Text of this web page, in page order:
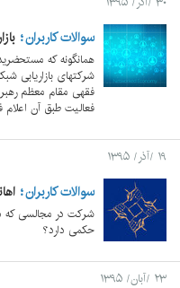
سوالات کاربران
همانگونه که
شرکتهای بازاریابی
فقهی مقام معظم
فعالیت طبق آن اعلام
۱۹ /آذر/ ۱۳۹۵
سوالات کاربران
شرکت در مجالسی که
حکمی دارد؟
۲۳ /آبان/ ۱۳۹۵